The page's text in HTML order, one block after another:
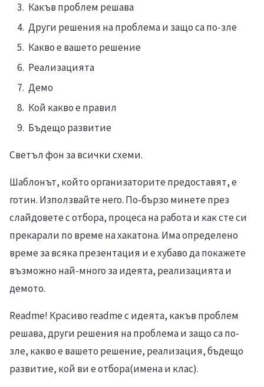
Какъв проблем решава
Други решения на проблема и защо са по-зле
Какво е вашето решение
Реализацията
Демо
Кой какво е правил
Бъдещо развитие
Светъл фон за всички схеми.
Шаблонът, който организаторите предоставят, е
готин. Използвайте него. По-бързо минете през
слайдовете с отбора, процеса на работа и как сте си
прекарали по време на хакатона. Има определено
време за всяка презентация и е хубаво да покажете
възможно най-много за идеята, реализацията и
демото.
Readme! Красиво readme с идеята, какъв проблем
решава, други решения на проблема и защо са по-
зле, какво е вашето решение, реализация, бъдещо
развитие, кой ви е отбора(имена и клас).